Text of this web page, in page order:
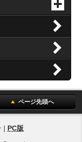
ページ先頭へ
| PC版